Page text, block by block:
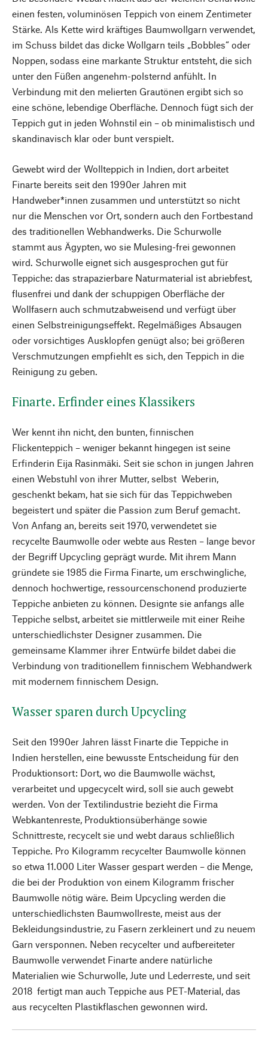
einen festen, voluminösen Teppich von einem Zentimeter
Stärke. Als Kette wird kräftiges Baumwollgarn verwendet,
im Schuss bildet das dicke Wollgarn teils „Bobbles“ oder
Noppen, sodass eine markante Struktur entsteht, die sich
unter den Füßen angenehm-polsternd anfühlt. In
Verbindung mit den melierten Grautönen ergibt sich so
eine schöne, lebendige Oberfläche. Dennoch fügt sich der
Teppich gut in jeden Wohnstil ein – ob minimalistisch und
skandinavisch klar oder bunt verspielt.
Gewebt wird der Wollteppich in Indien, dort arbeitet
Finarte bereits seit den 1990er Jahren mit
Handweber*innen zusammen und unterstützt so nicht
nur die Menschen vor Ort, sondern auch den Fortbestand
des traditionellen Webhandwerks. Die Schurwolle
stammt aus Ägypten, wo sie Mulesing-frei gewonnen
wird. Schurwolle eignet sich ausgesprochen gut für
Teppiche: das strapazierbare Naturmaterial ist abriebfest,
flusenfrei und dank der schuppigen Oberfläche der
Wollfasern auch schmutzabweisend und verfügt über
einen Selbstreinigungseffekt. Regelmäßiges Absaugen
oder vorsichtiges Ausklopfen genügt also; bei größeren
Verschmutzungen empfiehlt es sich, den Teppich in die
Reinigung zu geben.
Finarte. Erfinder eines Klassikers
Wer kennt ihn nicht, den bunten, finnischen
Flickenteppich – weniger bekannt hingegen ist seine
Erfinderin Eija Rasinmäki. Seit sie schon in jungen Jahren
einen Webstuhl von ihrer Mutter, selbst Weberin,
geschenkt bekam, hat sie sich für das Teppichweben
begeistert und später die Passion zum Beruf gemacht.
Von Anfang an, bereits seit 1970, verwendetet sie
recycelte Baumwolle oder webte aus Resten – lange bevor
der Begriff Upcycling geprägt wurde. Mit ihrem Mann
gründete sie 1985 die Firma Finarte, um erschwingliche,
dennoch hochwertige, ressourcenschonend produzierte
Teppiche anbieten zu können. Designte sie anfangs alle
Teppiche selbst, arbeitet sie mittlerweile mit einer Reihe
unterschiedlichster Designer zusammen. Die
gemeinsame Klammer ihrer Entwürfe bildet dabei die
Verbindung von traditionellem finnischem Webhandwerk
mit modernem finnischem Design.
Wasser sparen durch Upcycling
Seit den 1990er Jahren lässt Finarte die Teppiche in
Indien herstellen, eine bewusste Entscheidung für den
Produktionsort: Dort, wo die Baumwolle wächst,
verarbeitet und upgecycelt wird, soll sie auch gewebt
werden. Von der Textilindustrie bezieht die Firma
Webkantenreste, Produktionsüberhänge sowie
Schnittreste, recycelt sie und webt daraus schließlich
Teppiche. Pro Kilogramm recycelter Baumwolle können
so etwa 11.000 Liter Wasser gespart werden – die Menge,
die bei der Produktion von einem Kilogramm frischer
Baumwolle nötig wäre. Beim Upcycling werden die
unterschiedlichsten Baumwollreste, meist aus der
Bekleidungsindustrie, zu Fasern zerkleinert und zu neuem
Garn versponnen. Neben recycelter und aufbereiteter
Baumwolle verwendet Finarte andere natürliche
Materialien wie Schurwolle, Jute und Lederreste, und seit
2018 fertigt man auch Teppiche aus PET-Material, das
aus recycelten Plastikflaschen gewonnen wird.